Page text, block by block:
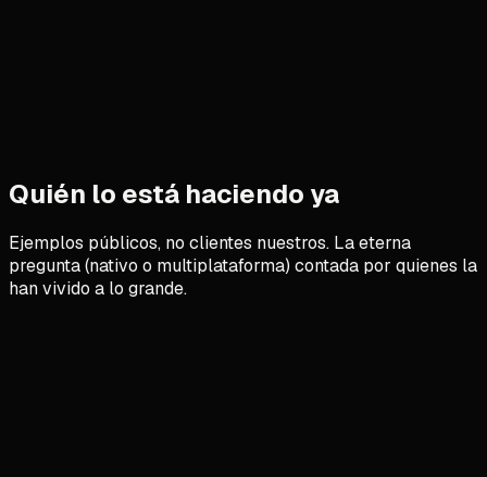
Quién lo está haciendo ya
Ejemplos públicos, no clientes nuestros. La eterna
pregunta (nativo o multiplataforma) contada por quienes la
han vivido a lo grande.